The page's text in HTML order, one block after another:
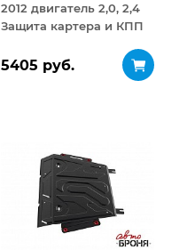
2012 двигатель 2,0, 2,4
Защита картера и КПП
5405 руб.